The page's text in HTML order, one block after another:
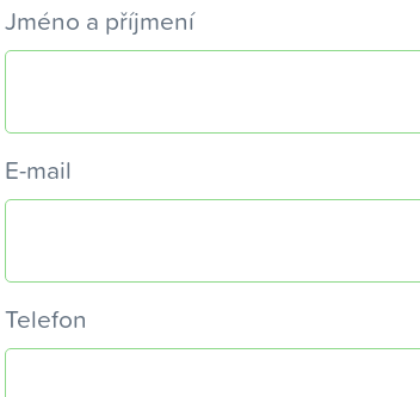
Jméno a příjmení
E-mail
Telefon